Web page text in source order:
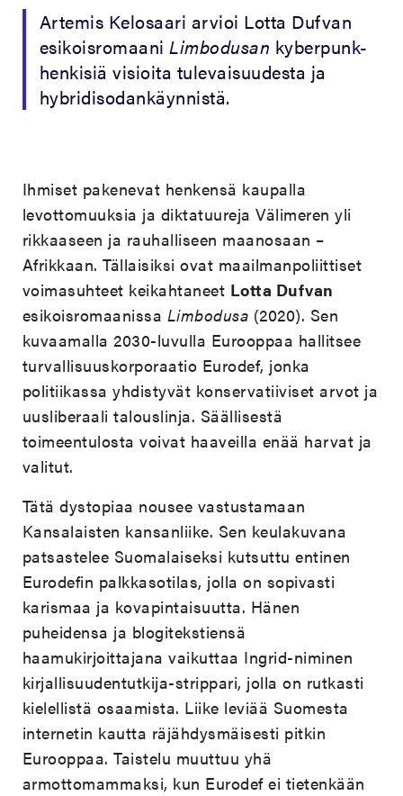
Artemis Kelosaari arvioi Lotta Dufvan
esikoisromaaniLimbodusan kyberpunk-
henkisiä visioita tulevaisuudesta ja
hybridisodankäynnistä.
Ihmiset pakenevat henkensä kaupalla
levottomuuksia ja diktatuureja Välimeren yli
rikkaaseen ja rauhalliseen maanosaan –
Afrikkaan. Tällaisiksi ovat maailmanpoliittiset
voimasuhteet keikahtaneet Lotta Dufvan
esikoisromaanissa Limbodusa (2020). Sen
kuvaamalla 2030-luvulla Eurooppaa hallitsee
turvallisuuskorporaatio Eurodef, jonka
politiikassa yhdistyvät konservatiiviset arvot ja
uusliberaali talouslinja. Säällisestä
toimeentulosta voivat haaveilla enää harvat ja
valitut.
Tätä dystopiaa nousee vastustamaan
Kansalaisten kansanliike. Sen keulakuvana
patsastelee Suomalaiseksi kutsuttu entinen
Eurodefin palkkasotilas, jolla on sopivasti
karismaa ja kovapintaisuutta. Hänen
puheidensa ja blogitekstiensä
haamukirjoittajana vaikuttaa Ingrid-niminen
kirjallisuudentutkija-strippari, jolla on rutkasti
kielellistä osaamista. Liike leviää Suomesta
internetin kautta räjähdysmäisesti pitkin
Eurooppaa. Taistelu muuttuu yhä
armottomammaksi, kun Eurodef ei tietenkään